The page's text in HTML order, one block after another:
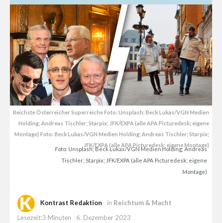
Reichste Österreicher Superreiche Foto: Unsplash; Beck Lukas/VGN Medien
Holding; Andreas Tischler; Starpix; JFK/EXPA (alle APA Picturedesk; eigene
Montage) Foto: Beck Lukas/VGN Medien Holding; Andreas Tischler; Starpix;
JFK/EXPA (alle APA Picturedesk; eigene Montage)
Foto: Unsplash; Beck Lukas/VGN Medien Holding; Andreas
Tischler; Starpix; JFK/EXPA (alle APA Picturedesk; eigene
Montage)
Kontrast Redaktion in Reichtum & Macht
Lesezeit:3 Minuten
6. Dezember 2023